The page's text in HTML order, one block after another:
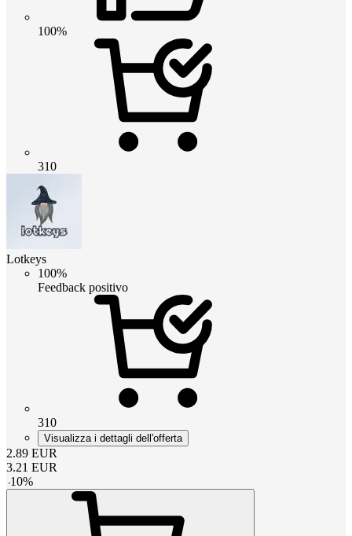
100%
310
Lotkeys
100%
Feedback positivo
310
Visualizza i dettagli dell'offerta
2.89 EUR
3.21 EUR
-10%